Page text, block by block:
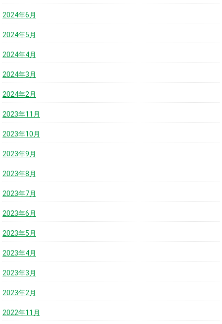
2024年6月
2024年5月
2024年4月
2024年3月
2024年2月
2023年11月
2023年10月
2023年9月
2023年8月
2023年7月
2023年6月
2023年5月
2023年4月
2023年3月
2023年2月
2022年11月